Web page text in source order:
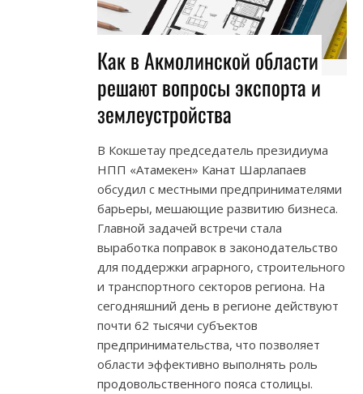
Как в Акмолинской области
решают вопросы экспорта и
землеустройства
В Кокшетау председатель президиума
НПП «Атамекен» Канат Шарлапаев
обсудил с местными предпринимателями
барьеры, мешающие развитию бизнеса.
Главной задачей встречи стала
выработка поправок в законодательство
для поддержки аграрного, строительного
и транспортного секторов региона. На
сегодняшний день в регионе действуют
почти 62 тысячи субъектов
предпринимательства, что позволяет
области эффективно выполнять роль
продовольственного пояса столицы.